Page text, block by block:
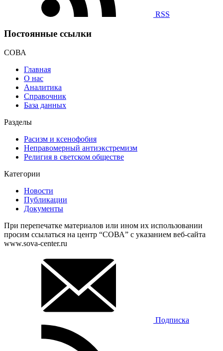
RSS
Постоянные ссылки
СОВА
Главная
О нас
Аналитика
Справочник
База данных
Разделы
Расизм и ксенофобия
Неправомерный антиэкстремизм
Религия в светском обществе
Категории
Новости
Публикации
Документы
При перепечатке материалов или ином их использовании
просим ссылаться на центр “СОВА” с указанием веб-сайта
www.sova-center.ru
Подписка